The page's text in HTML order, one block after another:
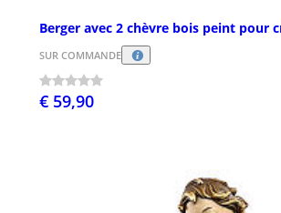
Berger avec 2 chèvre bois peint pour
SUR COMMANDE
€ 59,90